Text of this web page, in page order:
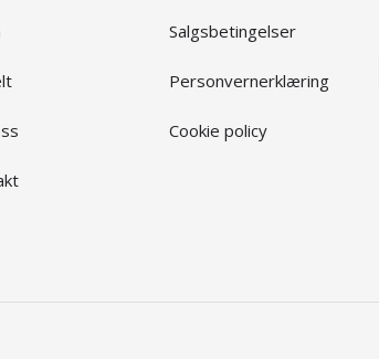
Salgsbetingelser
Personvernerklæring
Cookie policy